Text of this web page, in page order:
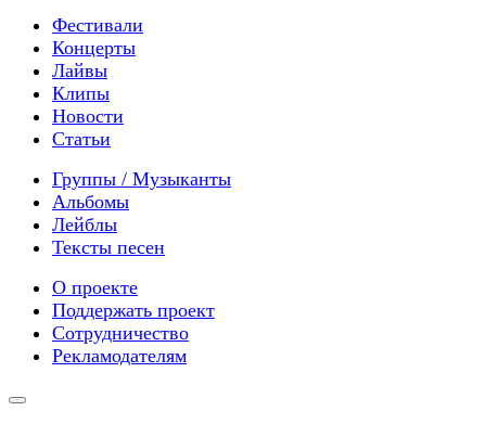
Фестивали
Концерты
Лайвы
Клипы
Новости
Статьи
Группы / Музыканты
Альбомы
Лейблы
Тексты песен
О проекте
Поддержать проект
Сотрудничество
Рекламодателям